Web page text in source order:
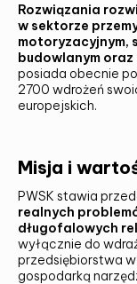
Rozwiązania
w sektorze
motoryzacyjnym,
budowlanym
posiada obecnie
2700 wdrożeń
europejskich.
Misja i
PWSK stawia
realnych
długofalowych
wyłącznie do
przedsiębiorstwa
gospodarką